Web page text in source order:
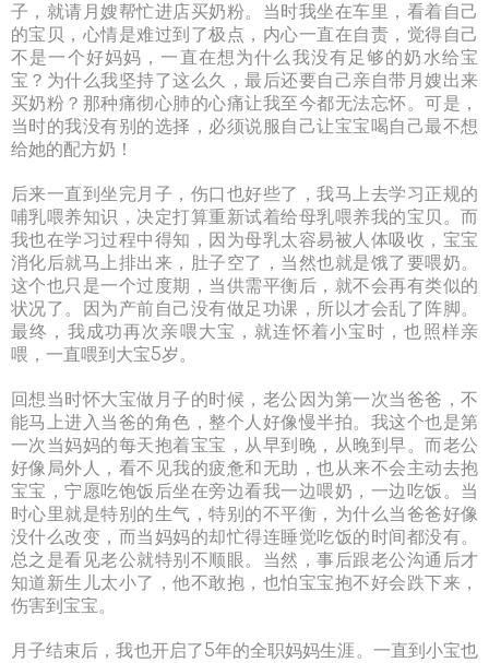
子，就请月嫂帮忙进店买奶粉。当时我坐在车里，看着自己
的宝贝，心情是难过到了极点，内心一直在自责，觉得自己
不是一个好妈妈，一直在想为什么我没有足够的奶水给宝
宝？为什么我坚持了这么久，最后还要自己亲自带月嫂出来
买奶粉？那种痛彻心肺的心痛让我至今都无法忘怀。可是，
当时的我没有别的选择，必须说服自己让宝宝喝自己最不想
给她的配方奶！
后来一直到坐完月子，伤口也好些了，我马上去学习正规的
哺乳喂养知识，决定打算重新试着给母乳喂养我的宝贝。而
我也在学习过程中得知，因为母乳太容易被人体吸收，宝宝
消化后就马上排出来，肚子空了，当然也就是饿了要喂奶。
这个也只是一个过度期，当供需平衡后，就不会再有类似的
状况了。因为产前自己没有做足功课，所以才会乱了阵脚。
最终，我成功再次亲喂大宝，就连怀着小宝时，也照样亲
喂，一直喂到大宝5岁。
回想当时怀大宝做月子的时候，老公因为第一次当爸爸，不
能马上进入当爸的角色，整个人好像慢半拍。我这个也是第
一次当妈妈的每天抱着宝宝，从早到晚，从晚到早。而老公
好像局外人，看不见我的疲惫和无助，也从来不会主动去抱
宝宝，宁愿吃饱饭后坐在旁边看我一边喂奶，一边吃饭。当
时心里就是特别的生气，特别的不平衡，为什么当爸爸好像
没什么改变，而当妈妈的却忙得连睡觉吃饭的时间都没有。
总之是看见老公就特别不顺眼。当然，事后跟老公沟通后才
知道新生儿太小了，他不敢抱，也怕宝宝抱不好会跌下来，
伤害到宝宝。
月子结束后，我也开启了5年的全职妈妈生涯。一直到小宝也